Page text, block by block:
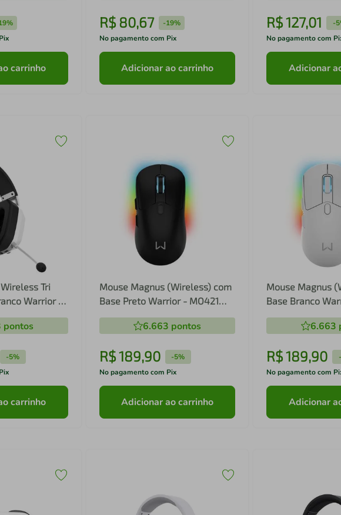
carrinho
R$ 80,67 -19%
No pagamento com Pix
Adicionar ao carrinho
R$127,01 -
No pagamento com
Adicionar
Tri
Warrior -
pontos
-5%
carrinho
Mouse Magnus (Wireless) com
Base Preto Warrior - MO421
MO421
6.663 pontos
R$189,90 -5%
No pagamento com Pix
Adicionar ao carrinho
Mouse Magnus
Base Branco
MO422
6.663
R$189,90
-
No pagamento com
Adicionar